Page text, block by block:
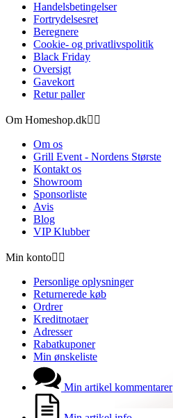
Handelsbetingelser
Fortrydelsesret
Beregnere
Cookie- og privatlivspolitik
Black Friday
Oversigt
Gavekort
Retur paller
Om Homeshop.dk 
Om os
Grill Event - Nordens Største
Kontakt os
Showroom
Sponsorliste
Avis
Blog
VIP Klubber
Min konto 
Personlige oplysninger
Returnerede køb
Ordrer
Kreditnotaer
Adresser
Rabatkuponer
Min ønskeliste
Min artikel kommentarer